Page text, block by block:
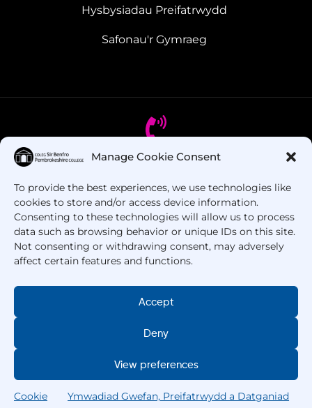
Manage Cookie Consent
To provide the best experiences, we use technologies like
cookies to store and/or access device information.
Consenting to these technologies will allow us to process
data such as browsing behavior or unique IDs on this site.
Not consenting or withdrawing consent, may adversely
affect certain features and functions.
Accept
Deny
View preferences
Cookie
Ymwadiad Gwefan, Preifatrwydd a Datganiad
Hysbysiadau Preifatrwydd
Safonau'r Gymraeg
+44 1437 753 000
Coleg Sir Benfro